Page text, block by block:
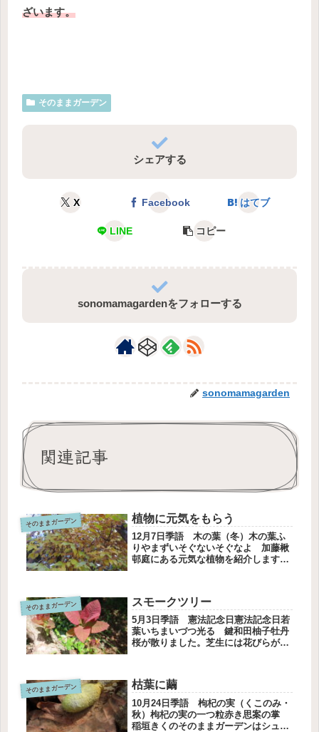
ざいます。
そのままガーデン
シェアする
X Facebook はてブ
LINE コピー
sonomamagardenをフォローする
sonomamagarden
関連記事
そのままガーデン 植物に元気をもらう
12月7日季語 木の葉（冬）木の葉ふ
りやまずいそぐないそぐなよ 加藤楸
邨庭にある元気な植物を紹介します。
化して、最後の華やぎをプレゼント
し...
そのままガーデン スモークツリー
5月3日季語 憲法記念日憲法記念日若
葉いちまいづつ光る 鍵和田柚子牡丹
桜が散りました。芝生には花びらが舞
くに落ちます。桜が散ったら前庭のシ
ンボルツリー、スモークツリーが勢
い...
そのままガーデン 枯葉に繭
10月24日季語 枸杞の実（くこのみ・
秋）枸杞の実の一つ粒赤き思案の掌
稲垣きくのそのままガーデンはシュウ